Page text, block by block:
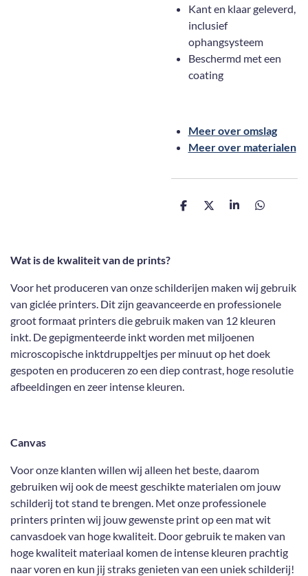
Kant en klaar geleverd,
inclusief
ophangsysteem
Beschermd met een
coating
Meer over omslag
Meer over materialen
D
D
S
D
Wat is de kwaliteit van de prints?
Voor het produceren van onze schilderijen maken wij gebruik
van giclée printers. Dit zijn geavanceerde en professionele
groot formaat printers die gebruik maken van 12 kleuren
inkt. De gepigmenteerde inkt worden met miljoenen
microscopische inktdruppeltjes per minuut op het doek
gespoten en produceren zo een diep contrast, hoge resolutie
afbeeldingen en zeer intense kleuren.
Canvas
Voor onze klanten willen wij alleen het beste, daarom
gebruiken wij ook de meest geschikte materialen om jouw
schilderij tot stand te brengen. Met onze professionele
printers printen wij jouw gewenste print op een mat wit
canvasdoek van hoge kwaliteit. Door gebruik te maken van
hoge kwaliteit materiaal komen de intense kleuren prachtig
naar voren en kun jij straks genieten van een uniek schilderij!